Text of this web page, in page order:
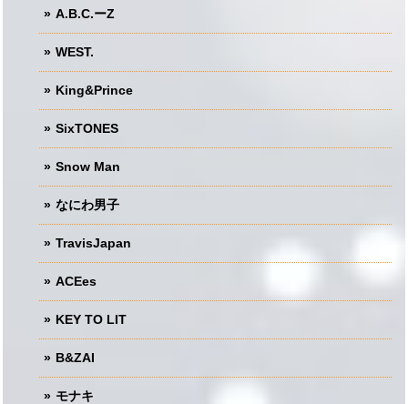
A.B.C.ーZ
WEST.
King&Prince
SixTONES
Snow Man
なにわ男子
TravisJapan
ACEes
KEY TO LIT
B&ZAI
モナキ